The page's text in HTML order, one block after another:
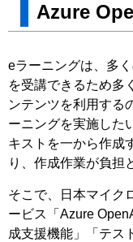
Azure
eラーニングは、多
を受講できるため多
ンテンツを利⽤する
ーニングを実施した
キストを⼀から作成
り、作成作業が負担
そこで、⽇本マイク
ービス「Azure
成⽀援機能」「テス